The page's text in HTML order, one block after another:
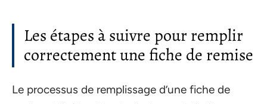
Les étapes à suivre pour remplir
correctement une fiche de remise
Le processus de remplissage d’une fiche de